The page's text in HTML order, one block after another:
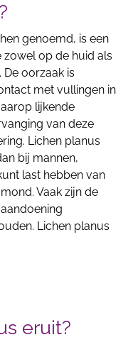
genoemd, is een
zowel op de huid als
oorzaak is
met vullingen in
lijkende
van deze
Lichen planus
bij mannen,
last hebben van
Vaak zijn de
Lichen planus
eruit?